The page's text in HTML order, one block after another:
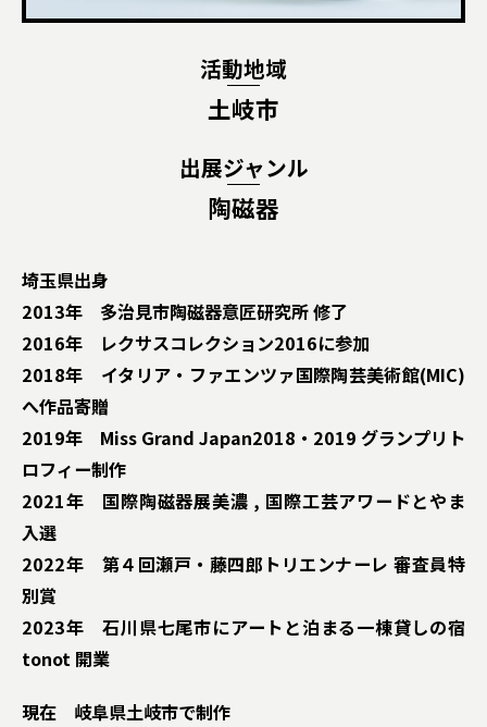
活動地域
土岐市
出展ジャンル
陶磁器
埼玉県出身
2013年 多治見市陶磁器意匠研究所 修了
2016年 レクサスコレクション2016に参加
2018年 イタリア・ファエンツァ国際陶芸美術館(MIC)
へ作品寄贈
2019年 Miss Grand Japan2018・2019 グランプリト
ロフィー制作
2021年 国際陶磁器展美濃 , 国際工芸アワードとやま
入選
2022年 第４回瀬戸・藤四郎トリエンナーレ 審査員特
別賞
2023年 石川県七尾市にアートと泊まる一棟貸しの宿
tonot 開業
現在 岐阜県土岐市で制作